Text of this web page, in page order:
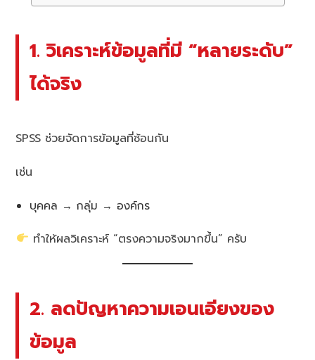
1. วิเคราะห์ข้อมูลที่มี “หลายระดับ”
ได้จริง
SPSS ช่วยจัดการข้อมูลที่ซ้อนกัน
เช่น
บุคคล → กลุ่ม → องค์กร
ทำให้ผลวิเคราะห์ “ตรงความจริงมากขึ้น” ครับ
2. ลดปัญหาความเอนเอียงของ
ข้อมูล